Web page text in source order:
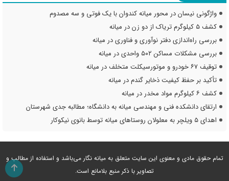
واژگونی نیسان در محور میانه کندوان با یک فوتی و سه مصدوم
کشف ۵ کیلوگرم تریاک از دو زن در میانه
بررسی راه‌اندازی دفتر نوآوری و فناوری در میانه
بررسی مشکلات مساکن ۵۰۲ واحدی در میانه
توقیف ۶۷ خودرو و موتورسیکلت متخلف در میانه
تأکید بر حفظ کیفیت ذخایر گندم در میانه
کشف ۶ کیلوگرم مواد مخدر در میانه
ارتقای دانشکده فنی و مهندسی میانه به دانشگاه؛ مطالبه جدی شهرستان
اهدای ۵ ویلچر به معلولان روستاهای میانه توسط بانوی نیکوکار
تمام حقوق مادی و معنوی این سایت متعلق به میانه نگار می‌باشد و استفاده از مطالب و
تصاویر با ذکر منبع بلامانع است.